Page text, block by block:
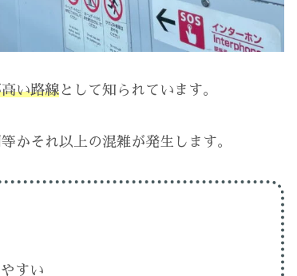
い路線 として知られています。
かそれ以上の混雑が発生します。
すい